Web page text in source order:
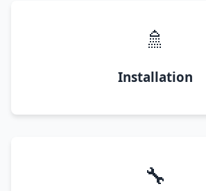
🚿
Installation
🔧